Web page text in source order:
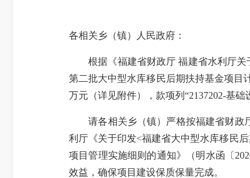
各相关乡（镇）人民政府：
根据《福建省财政厅 福建省水利厅关
第二批大中型水库移民后期扶持基金项目
万元 （详见附件），款项列“2137202-基础
请各相关乡（镇）严格按福建省财政
利厅《关于印发<福建省大中型水库移民
项目管理实施细则的通知》（明水函〔
效益，确保项目建设保质保量完成。